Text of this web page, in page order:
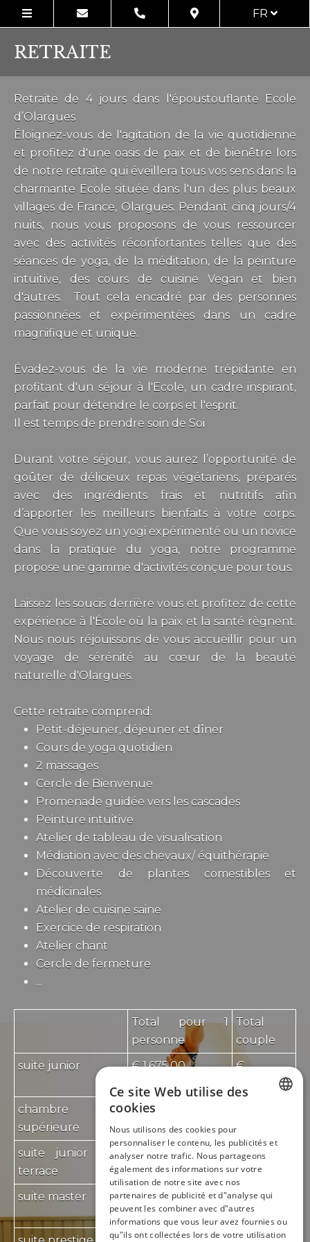
FR
RETRAITE
Retraite de 4 jours dans l'époustouflante Ecole
d’Olargues
Éloignez-vous de l'agitation de la vie quotidienne
et profitez d'une oasis de paix et de bienêtre lors
de notre retraite qui éveillera tous vos sens dans la
charmante Ecole située dans l'un des plus beaux
villages de France, Olargues. Pendant cinq jours/4
nuits, nous vous proposons de vous ressourcer
avec des activités réconfortantes telles que des
séances de yoga, de la méditation, de la peinture
intuitive, des cours de cuisine Vegan et bien
d'autres. Tout cela encadré par des personnes
passionnées et expérimentées dans un cadre
magnifique et unique.
Évadez-vous de la vie moderne trépidante en
profitant d'un séjour à l'Ecole, un cadre inspirant,
parfait pour détendre le corps et l'esprit.
Il est temps de prendre soin de Soi
Durant votre séjour, vous aurez l’opportunité de
goûter de délicieux repas végétariens, préparés
avec des ingrédients frais et nutritifs afin
d’apporter les meilleurs bienfaits à votre corps.
Que vous soyez un yogi expérimenté ou un novice
dans la pratique du yoga, notre programme
propose une gamme d'activités conçue pour tous.
Laissez les soucis derrière vous et profitez de cette
expérience à l'École où la paix et la santé règnent.
Nous nous réjouissons de vous accueillir pour un
voyage de sérénité au cœur de la beauté
naturelle d'Olargues.
Cette retraite comprend:
Petit-déjeuner, déjeuner et dîner
Cours de yoga quotidien
2 massages
Cercle de Bienvenue
Promenade guidée vers les cascades
Peinture intuitive
Atelier de tableau de visualisation
Médiation avec des chevaux/ équithérapie
Découverte de plantes comestibles et
médicinales
Atelier de cuisine saine
Exercice de respiration
Atelier chant
Cercle de fermeture
...
Total pour 1
personne
Total
couple
suite junior
€ 1.675,00
€
2.650,00
chambre
supérieure
€ 1.575,00
2.550,00
suite junior avec
terrace
€ 1.675,00
€
2.650,00
suite master
€ 1.975,00
€
2.950,00
FRENCH
Ce site Web utilise des
cookies
Nous utilisons des cookies pour
personnaliser le contenu, les publicités et
analyser notre trafic. Nous partageons
également des informations sur votre
utilisation de notre site avec nos
partenaires de publicité et d"analyse qui
peuvent les combiner avec d"autres
informations que vous leur avez fournies ou
qu"ils ont collectées lors de votre utilisation